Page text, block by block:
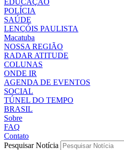
POLÍCIA
SAÚDE
LENÇÓIS PAULISTA
Macatuba
NOSSA REGIÃO
RADAR ATITUDE
COLUNAS
ONDE IR
AGENDA DE EVENTOS
SOCIAL
TÚNEL DO TEMPO
BRASIL
Sobre
FAQ
Contato
Pesquisar Notícia